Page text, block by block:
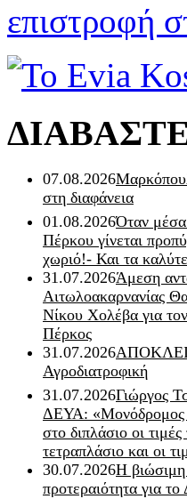
επιστροφή
07.08.2026
στη διαφάνεια
01.08.2026Όταν μέσα
Πέρκου γίνεται
χωριό!- Και τα
31.07.2026Άμεση
Αιτωλοακαρνανίας
Νίκου Χολέβα για
Πέρκος
31.07.2026
Αγροδιατροφική
31.07.2026Γιώργος
ΔΕΥΑ: «Μονόδρομος
στο διπλάσιο οι
τετραπλάσιο και οι
30.07.2026Η βιώσιμη
προτεραιότητα για